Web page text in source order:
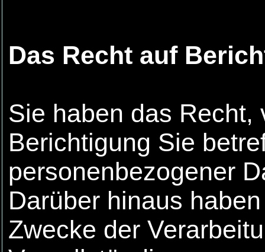
Das Recht auf
Sie haben das
Berichtigung Sie
personenbezogener
Darüber hinaus
Zwecke der